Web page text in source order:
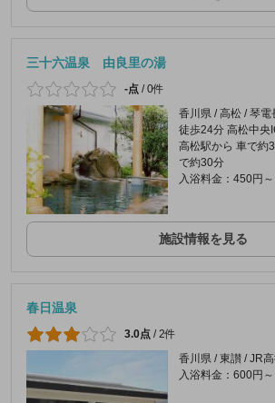
三十六温泉 由良里の湯
-点 /0件
香川県 / 高松 / 琴電
徒歩24分 高松中央
高松駅から 車で約
で約30分
入浴料金：450円～
施設情報を見る
春日温泉
3.0点 / 2件
香川県 / 東讃 / JR
入浴料金：600円～